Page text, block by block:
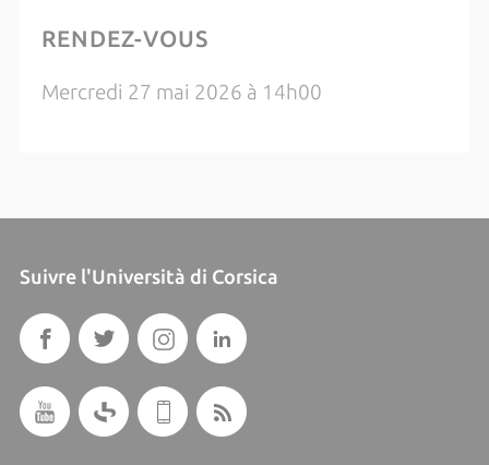
RENDEZ-VOUS
Mercredi 27 mai 2026 à 14h00
Suivre l'Università di Corsica